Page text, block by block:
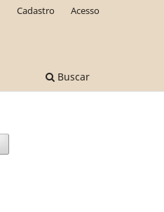
Buscar
Cadastro Acesso